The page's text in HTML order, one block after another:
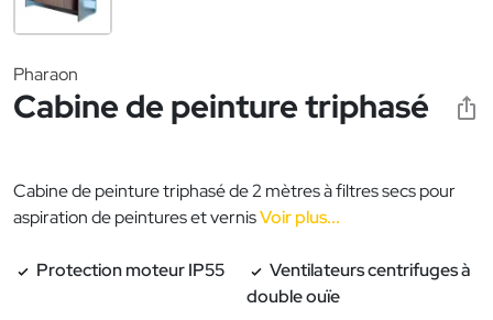
Pharaon
Cabine de peinture triphasé
Cabine de peinture triphasé de 2 mètres à filtres secs pour
aspiration de peintures et vernisVoir plus...
Protection moteur IP55
Ventilateurs centrifuges à
double ouïe